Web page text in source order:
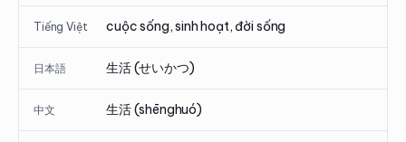
Tiếng Việt cuộc sống, sinh hoạt, đời sống
日本語 生活 (せいかつ)
中文 生活 (shēnghuó)